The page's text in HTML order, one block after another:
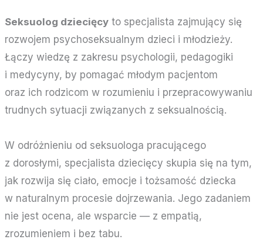
Seksuolog dziecięcy to specjalista zajmujący się
rozwojem psychoseksualnym dzieci i młodzieży.
Łączy wiedzę z zakresu psychologii, pedagogiki
i medycyny, by pomagać młodym pacjentom
oraz ich rodzicom w rozumieniu i przepracowywaniu
trudnych sytuacji związanych z seksualnością.
W odróżnieniu od seksuologa pracującego
z dorosłymi, specjalista dziecięcy skupia się na tym,
jak rozwija się ciało, emocje i tożsamość dziecka
w naturalnym procesie dojrzewania. Jego zadaniem
nie jest ocena, ale wsparcie — z empatią,
zrozumieniem i bez tabu.